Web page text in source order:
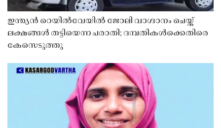
ഇന്ത്യൻ റെയിൽവേയിൽ ജോലി വാഗ്ദാനം ചെയ്ത്
ലക്ഷങ്ങൾ തട്ടിയെന്ന പരാതി; ദമ്പതികൾക്കെതിരെ
കേസെടുത്തു